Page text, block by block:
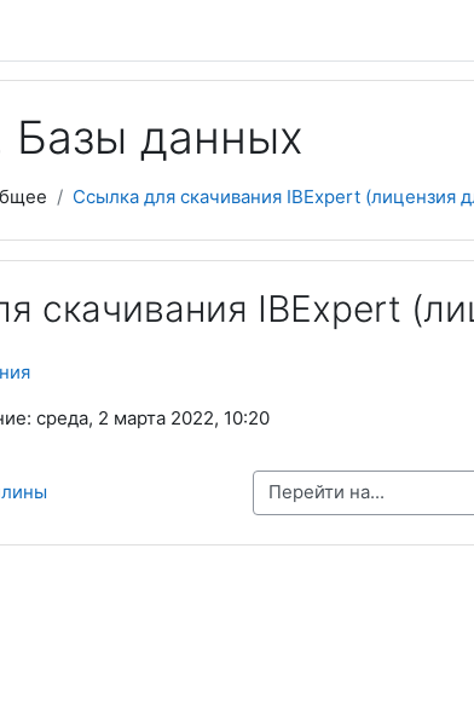
Базы данных
Ссылка для скачивания IBExpert (лицензия
скачивания IBExpert
среда, 2 марта 2022, 10:20
Перейти на...